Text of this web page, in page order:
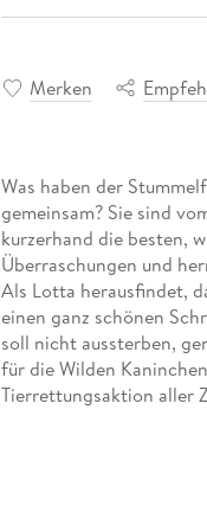
Merken
Was haben der
gemeinsam? Sie sind
kurzerhand die besten,
Überraschungen und
Als Lotta herausfindet,
einen ganz schönen
soll nicht aussterben,
für die Wilden
Tierrettungsaktion aller